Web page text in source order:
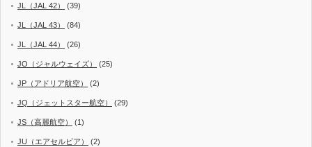
JL（JAL 42） (39)
JL（JAL 43） (84)
JL（JAL 44） (26)
JO（ジャルウェイズ） (25)
JP（アドリア航空） (2)
JQ（ジェットスター航空） (29)
JS（高麗航空） (1)
JU（エアセルビア） (2)